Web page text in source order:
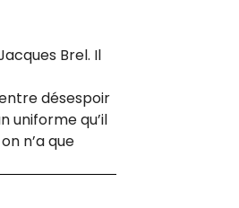
Brel. Il
déses­poir
uni­forme qu’il
n’a que